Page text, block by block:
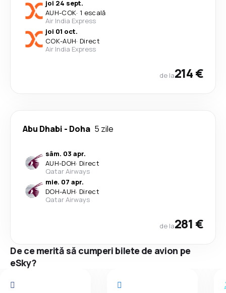
joi 24 sept.
AUH-COK· 1 escală
Air India Express
joi 01 oct.
COK-AUH· Direct
Air India Express
de la214 €
Abu Dhabi - Doha 5 zile
sâm. 03 apr.
AUH-DOH· Direct
Qatar Airways
mie. 07 apr.
DOH-AUH· Direct
Qatar Airways
de la281 €
De ce merită să cumperi bilete de avion pe
eSky?